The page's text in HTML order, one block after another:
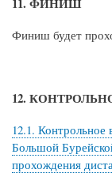
Финиш будет
12.
12.1.
Большой
прохождения